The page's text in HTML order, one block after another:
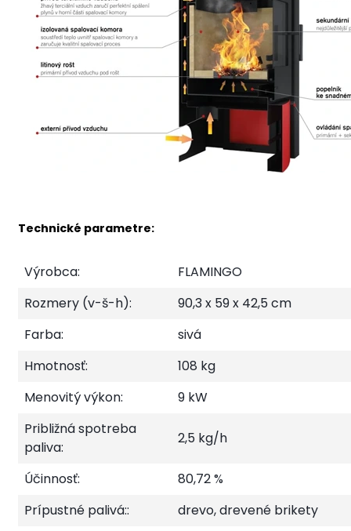
Technické parametre:
Výrobca:
FLAMINGO
Rozmery (v-š-h):
90,3 x 59 x 42,5 cm
Farba:
sivá
Hmotnosť:
108 kg
Menovitý výkon:
9 kW
Približná spotreba
paliva:
2,5 kg/h
Účinnosť:
80,72 %
Prípustné palivá::
drevo, drevené brikety